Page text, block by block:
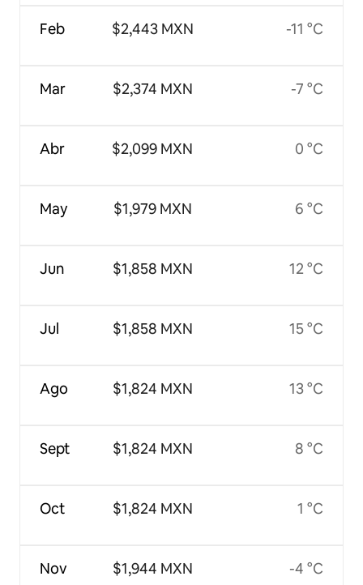
Feb
Mar
Abr
May
Jun
Jul
Ago
Sept
Oct
Nov
$2,443 MXN
$2,374 MXN
$2,099 MXN
$1,979 MXN
$1,858 MXN
$1,858 MXN
$1,824 MXN
$1,824 MXN
$1,824 MXN
$1,944 MXN
-11 °C
-7 °C
0 °C
6 °C
12 °C
15 °C
13 °C
8 °C
1 °C
-4 °C